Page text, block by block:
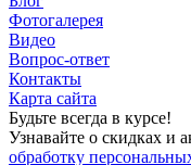
Фотогалерея
Видео
Вопрос-ответ
Контакты
Карта сайта
Будьте всегда в курсе!
Узнавайте о скидках и
обработку